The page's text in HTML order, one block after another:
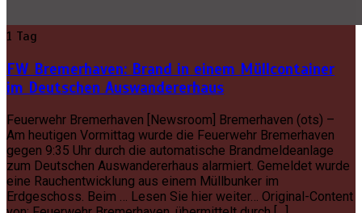
1 Tag
FW Bremerhaven: Brand in einem Müllcontainer
im Deutschen Auswandererhaus
Feuerwehr Bremerhaven [Newsroom] Bremerhaven (ots) –
Am heutigen Vormittag wurde die Feuerwehr Bremerhaven
gegen 9:35 Uhr durch die automatische Brandmeldeanlage
zum Deutschen Auswandererhaus alarmiert. Gemeldet wurde
eine Rauchentwicklung aus einem Müllbunker im
Erdgeschoss. Beim … Lesen Sie hier weiter… Original-Content